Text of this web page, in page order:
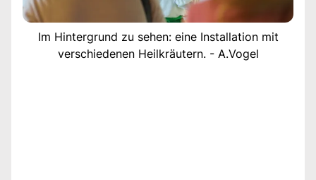
Im Hintergrund zu sehen: eine Installation mit
verschiedenen Heilkräutern. - A.Vogel